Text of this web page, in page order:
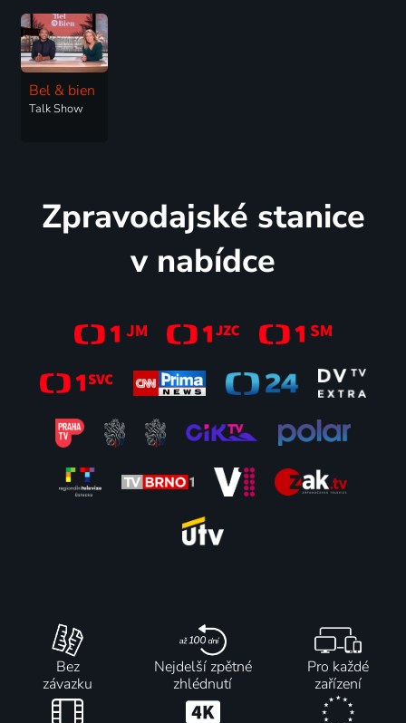
Bel & bien
Talk Show
Zpravodajské stanice
v nabídce
Bez
závazku
Nejdelší zpětné
zhlédnutí
Pro každé
zařízení